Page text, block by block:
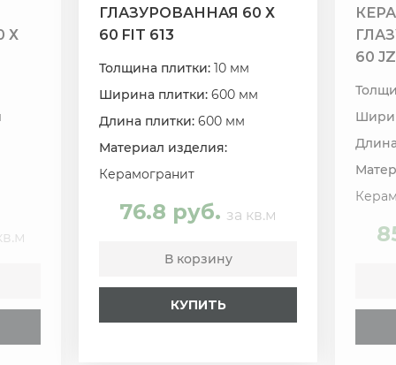
Х
ГЛАЗУРОВАННАЯ 60 Х
60 FIT 613
Толщина плитки: 10 мм
Ширина плитки: 600 мм
Длина плитки: 600 мм
Материал изделия:
Керамогранит
76.8 руб. за кв.м
В корзину
КУПИТЬ
60